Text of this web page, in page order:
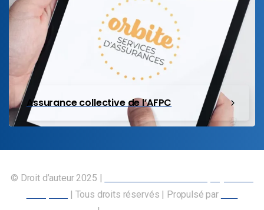
Assurance collective de l’AFPC
© Droit d’auteur 2025 |
| Tous droits réservés | Propulsé par